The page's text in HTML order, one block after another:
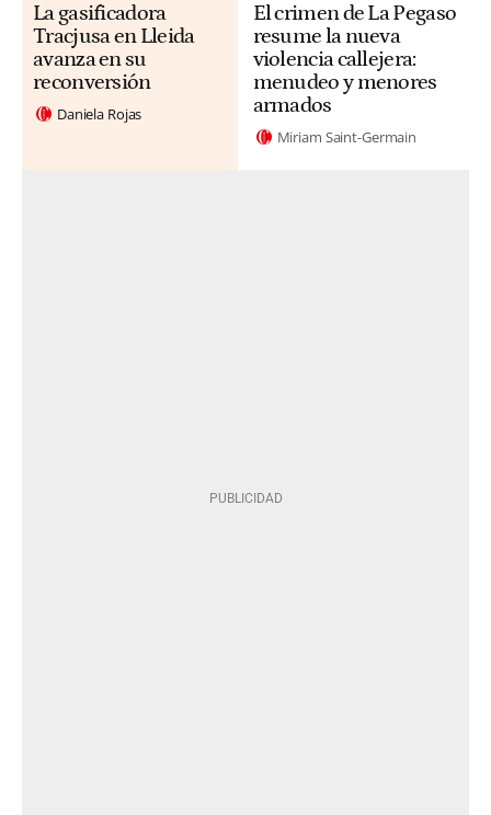
La gasificadora
Tracjusa en Lleida
avanza en su
reconversión
Daniela Rojas
El crimen de La Pegaso
resume la nueva
violencia callejera:
menudeo y menores
armados
Miriam Saint-Germain